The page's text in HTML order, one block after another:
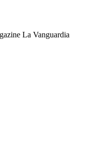
La Vanguardia